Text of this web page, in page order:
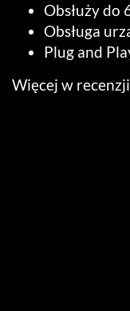
Obsłuży do
Obsługa
Plug and
Więcej w